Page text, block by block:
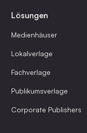
Lösungen
Medienhäuser
Lokalverlage
Fachverlage
Publikumsverlage
Corporate Publishers